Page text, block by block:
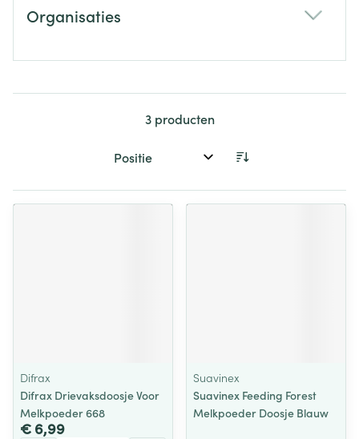
Organisaties
3producten
Sorteer op:
Difrax
Difrax Drievaksdoosje Voor
Melkpoeder 668
€ 6,99
Suavinex
Suavinex Feeding Forest
Melkpoeder Doosje Blauw